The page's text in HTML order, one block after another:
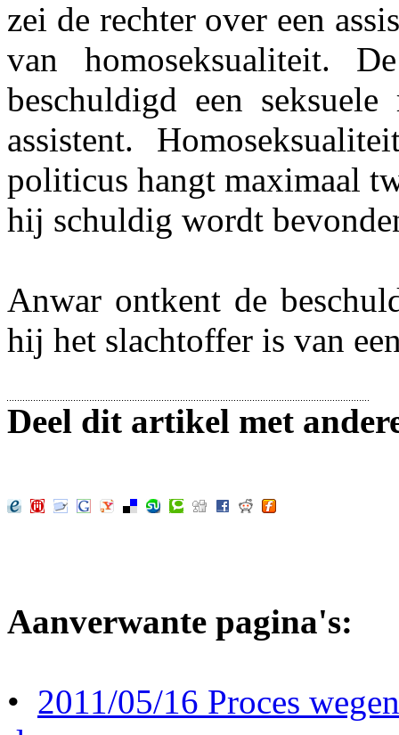
zei de rechter over een
van homoseksualiteit.
beschuldigd een
assistent.
politicus hangt maximaal
hij schuldig wordt
Anwar ontkent de
hij het slachtoffer is van
Deel dit artikel met
Aanverwante pagina's:
• 2011/05/16 Proces